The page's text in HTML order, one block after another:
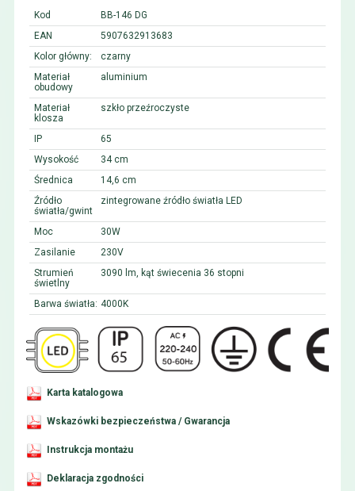
Kod
BB-146 DG
EAN
5907632913683
Kolor główny:
czarny
Materiał
obudowy
aluminium
Materiał
klosza
szkło przeźroczyste
IP
65
Wysokość
34 cm
Średnica
14,6 cm
Źródło
światła/gwint
zintegrowane źródło światła LED
Moc
30W
Zasilanie
230V
Strumień
świetlny
3090 lm, kąt świecenia 36 stopni
Barwa światła: 4000K
Karta katalogowa
Wskazówki bezpieczeństwa / Gwarancja
Instrukcja montażu
Deklaracja zgodności